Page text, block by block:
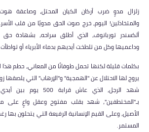
زلزال مدوٍ ضرب أركان الكيان المحتل، وصاعقة
والمتخاذلين! اليوم، خرج صوت الحق مدويًا من قلب
ألكسندر توربانوف، الذي أطلق سراحه، بشهادة
وداعميها وكل من تلطخت أيديهم بدماء الأبرياء أو
بكلمات قليلة لكنها تحمل طوفانًا من المعاني، حطم هذا
يروج لها الاحتلال عن "الهمجية" و"الإرهاب" التي يلصقها
شهد الرجل، الذي عاش
بـ"المختطفين"، شهد بقلب مفتوح وعقل واعٍ على
الأصيل، وعلى القيم الإنسانية الرفيعة التي يتحلون
المستمر.